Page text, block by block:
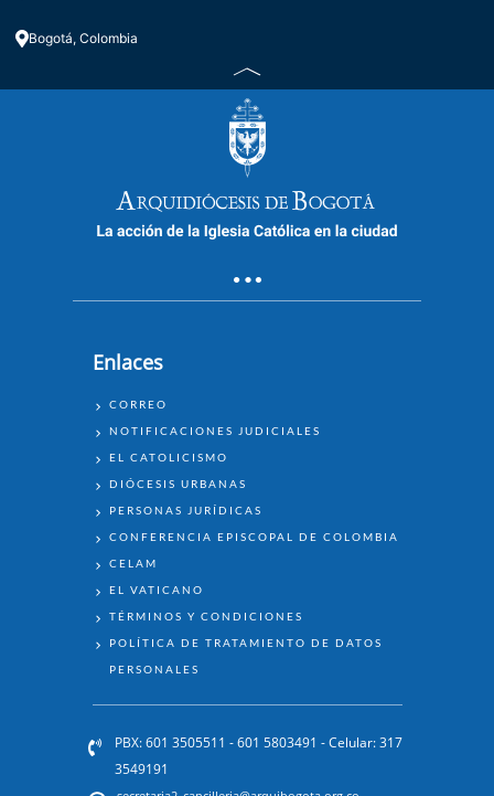
Bogotá, Colombia
Enlaces
ENLACES
CORREO
NOTIFICACIONES JUDICIALES
EL CATOLICISMO
DIÓCESIS URBANAS
PERSONAS JURÍDICAS
CONFERENCIA EPISCOPAL DE COLOMBIA
CELAM
EL VATICANO
TÉRMINOS Y CONDICIONES
POLÍTICA DE TRATAMIENTO DE DATOS
PERSONALES
PBX: 601 3505511 - 601 5803491 - Celular: 317
3549191